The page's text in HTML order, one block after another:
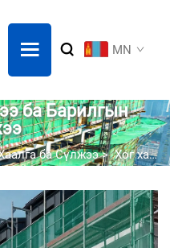
MN
ба Барилгын
ба Сүлжээ>Хог хаягийн сүлжээ ба Барилгын сүлжээ